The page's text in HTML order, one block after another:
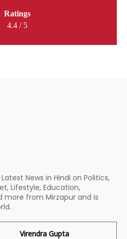
Ratings
4.4 / 5
News in Hindi on Politics,
Lifestyle, Education,
more from Mirzapur and is
Virendra Gupta